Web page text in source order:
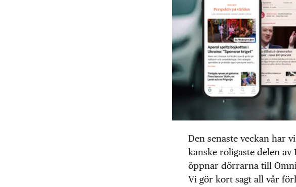
Den senaste veckan har
kanske roligaste delen av
öppnar dörrarna till
Vi gör kort sagt all vår